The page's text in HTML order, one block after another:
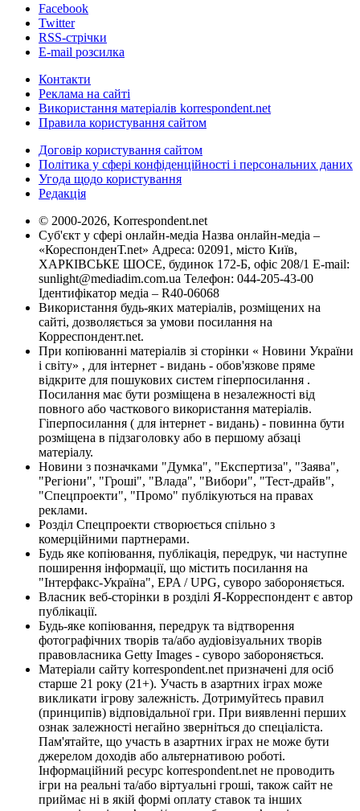
Facebook
Twitter
RSS-стрічки
E-mail розсилка
Контакти
Реклама на сайті
Використання матеріалів korrespondent.net
Правила користування сайтом
Договір користування сайтом
Політика у сфері конфіденційності і персональних даних
Угода щодо користування
Редакція
© 2000-2026, Korrespondent.net
Суб'єкт у сфері онлайн-медіа Назва онлайн-медіа –
«КореспонденТ.net» Адреса: 02091, місто Київ,
ХАРКІВСЬКЕ ШОСЕ, будинок 172-Б, офіс 208/1 E-mail:
sunlight@mediadim.com.ua Телефон: 044-205-43-00
Ідентифікатор медіа – R40-06068
Використання будь-яких матеріалів, розміщених на
сайті, дозволяється за умови посилання на
Корреспондент.net.
При копіюванні матеріалів зі сторінки « Новини України
і світу» , для інтернет - видань - обов'язкове пряме
відкрите для пошукових систем гіперпосилання .
Посилання має бути розміщена в незалежності від
повного або часткового використання матеріалів.
Гіперпосилання ( для інтернет - видань) - повинна бути
розміщена в підзаголовку або в першому абзаці
матеріалу.
Новини з позначками "Думка", "Експертиза", "Заява",
"Регіони", "Гроші", "Влада", "Вибори", "Тест-драйв",
"Спецпроекти", "Промо" публікуються на правах
реклами.
Розділ Спецпроекти створюється спільно з
комерційними партнерами.
Будь яке копіювання, публікація, передрук, чи наступне
поширення інформації, що містить посилання на
"Інтерфакс-Україна", EPA / UPG, суворо забороняється.
Власник веб-сторінки в розділі Я-Корреспондент є автор
публікації.
Будь-яке копіювання, передрук та відтворення
фотографічних творів та/або аудіовізуальних творів
правовласника Getty Images - суворо забороняється.
Матеріали сайту korrespondent.net призначені для осіб
старше 21 року (21+). Участь в азартних іграх може
викликати ігрову залежність. Дотримуйтесь правил
(принципів) відповідальної гри. При виявленні перших
ознак залежності негайно зверніться до спеціаліста.
Пам'ятайте, що участь в азартних іграх не може бути
джерелом доходів або альтернативою роботі.
Інформаційний ресурс korrespondent.net не проводить
ігри на реальні та/або віртуальні гроші, також сайт не
приймає ні в якій формі оплату ставок та інших